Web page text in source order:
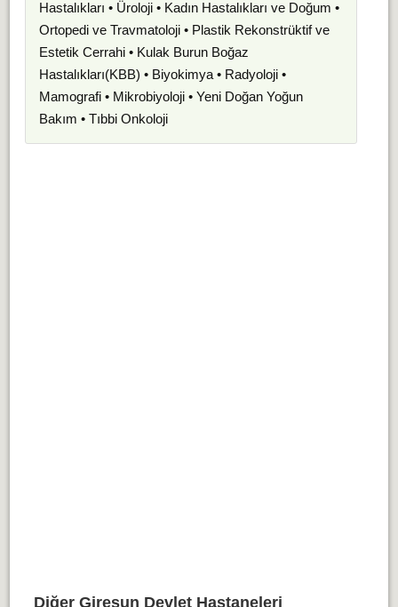
Hastalıkları • Üroloji • Kadın Hastalıkları ve Doğum •
Ortopedi ve Travmatoloji • Plastik Rekonstrüktif ve
Estetik Cerrahi • Kulak Burun Boğaz
Hastalıkları(KBB) • Biyokimya • Radyoloji •
Mamografi • Mikrobiyoloji • Yeni Doğan Yoğun
Bakım • Tıbbi Onkoloji
Diğer Giresun Devlet Hastaneleri